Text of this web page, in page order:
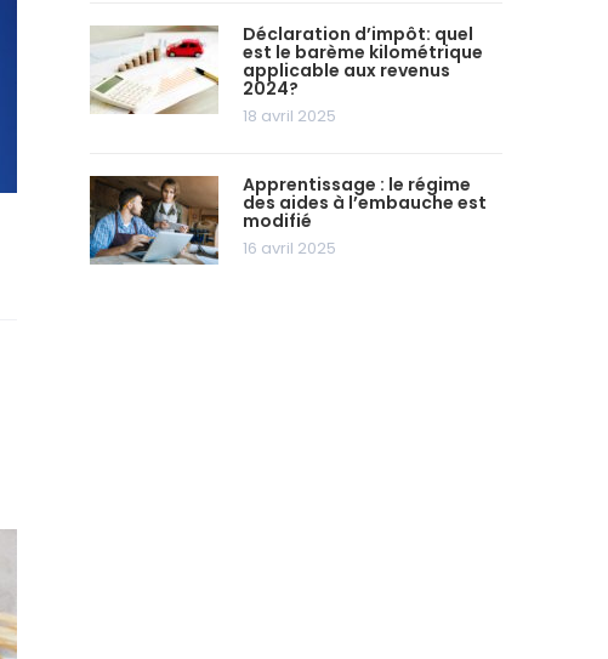
Déclaration d’impôt: quel
est le barème kilométrique
applicable aux revenus
2024?
18 avril 2025
Apprentissage : le régime
des aides à l’embauche est
modifié
16 avril 2025